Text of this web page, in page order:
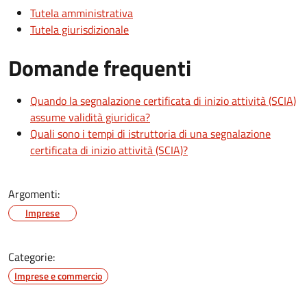
Tutela amministrativa
Tutela giurisdizionale
Domande frequenti
Quando la segnalazione certificata di inizio attività (SCIA)
assume validità giuridica?
Quali sono i tempi di istruttoria di una segnalazione
certificata di inizio attività (SCIA)?
Argomenti:
Imprese
Categorie:
Imprese e commercio